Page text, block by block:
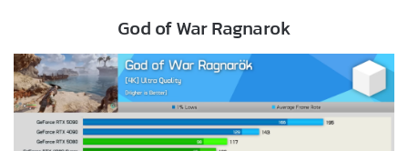
God of War Ragnarok